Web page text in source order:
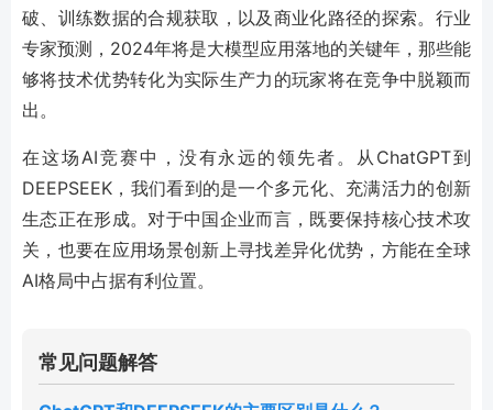
破、训练数据的合规获取，以及商业化路径的探索。行业
专家预测，2024年将是大模型应用落地的关键年，那些能
够将技术优势转化为实际生产力的玩家将在竞争中脱颖而
出。
在这场AI竞赛中，没有永远的领先者。从ChatGPT到
DEEPSEEK，我们看到的是一个多元化、充满活力的创新
生态正在形成。对于中国企业而言，既要保持核心技术攻
关，也要在应用场景创新上寻找差异化优势，方能在全球
AI格局中占据有利位置。
常见问题解答